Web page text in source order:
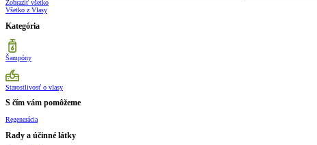
Zobraziť všetko
Všetko z Vlasy
Kategória
Šampóny
Starostlivosť o vlasy
S čím vám pomôžeme
Regenerácia
Rady a účinné látky